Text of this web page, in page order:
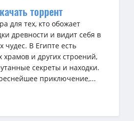
торрент
для тех, кто обожает
древности и видит себя в
В Египте есть
и других строений,
секреты и находки.
приключение,...